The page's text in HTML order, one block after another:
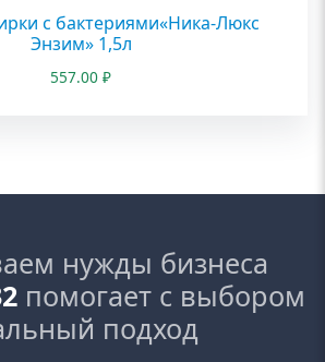
с бактериями«Ника-Люкс
Энзим» 1,5л
557.00 ₽
нужды бизнеса
помогает с выбором
подход